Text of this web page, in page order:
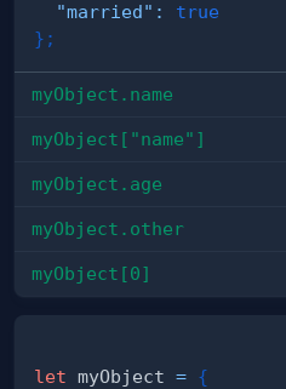
"married" :
true
} ;
myObject.name
myObject["name"]
myObject.age
myObject.other
myObject[0]
let myObject = {